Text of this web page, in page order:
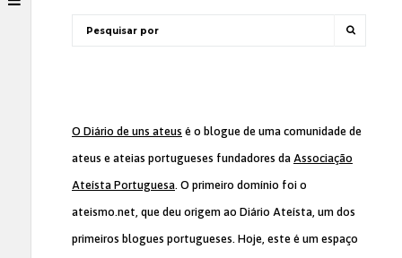
O Diário de uns ateus é o blogue de uma comunidade de
ateus e ateias portugueses fundadores da Associação
Ateísta Portuguesa. O primeiro domínio foi o
ateismo.net, que deu origem ao Diário Ateísta, um dos
primeiros blogues portugueses. Hoje, este é um espaço